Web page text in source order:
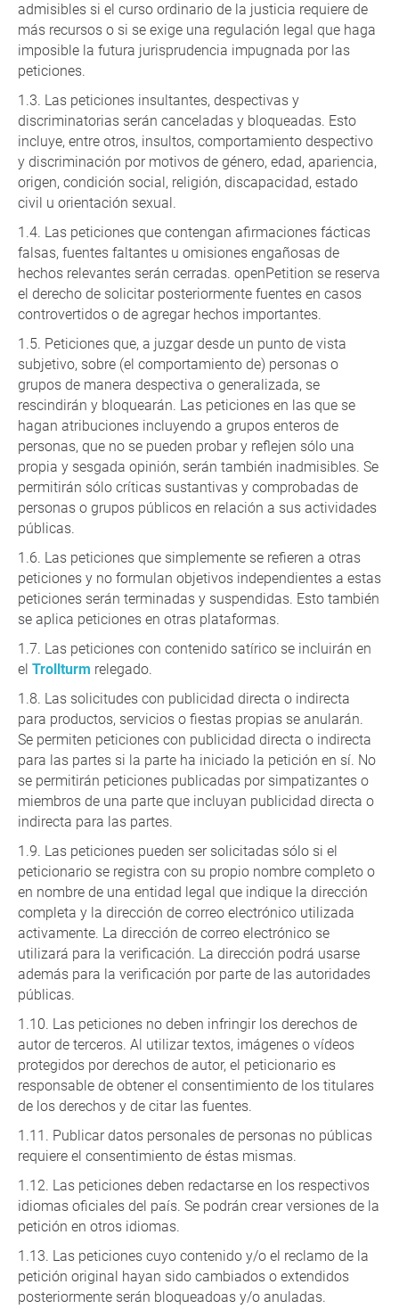
admisibles si el curso ordinario de la justicia requiere de
más recursos o si se exige una regulación legal que haga
imposible la futura jurisprudencia impugnada por las
peticiones.
Las peticiones insultantes, despectivas y
discriminatorias serán canceladas y bloqueadas. Esto
incluye, entre otros, insultos, comportamiento despectivo
y discriminación por motivos de género, edad, apariencia,
origen, condición social, religión, discapacidad, estado
civil u orientación sexual.
Las peticiones que contengan afirmaciones fácticas
falsas, fuentes faltantes u omisiones engañosas de
hechos relevantes serán cerradas. openPetition se reserva
el derecho de solicitar posteriormente fuentes en casos
controvertidos o de agregar hechos importantes.
Peticiones que, a juzgar desde un punto de vista
subjetivo, sobre (el comportamiento de) personas o
grupos de manera despectiva o generalizada, se
rescindirán y bloquearán. Las peticiones en las que se
hagan atribuciones incluyendo a grupos enteros de
personas, que no se pueden probar y reflejen sólo una
propia y sesgada opinión, serán también inadmisibles. Se
permitirán sólo críticas sustantivas y comprobadas de
personas o grupos públicos en relación a sus actividades
públicas.
Las peticiones que simplemente se refieren a otras
peticiones y no formulan objetivos independientes a estas
peticiones serán terminadas y suspendidas. Esto también
se aplica peticiones en otras plataformas.
Las peticiones con contenido satírico se incluirán en
el Trollturm relegado.
Las solicitudes con publicidad directa o indirecta
para productos, servicios o fiestas propias se anularán.
Se permiten peticiones con publicidad directa o indirecta
para las partes si la parte ha iniciado la petición en sí. No
se permitirán peticiones publicadas por simpatizantes o
miembros de una parte que incluyan publicidad directa o
indirecta para las partes.
Las peticiones pueden ser solicitadas sólo si el
peticionario se registra con su propio nombre completo o
en nombre de una entidad legal que indique la dirección
completa y la dirección de correo electrónico utilizada
activamente. La dirección de correo electrónico se
utilizará para la verificación. La dirección podrá usarse
además para la verificación por parte de las autoridades
públicas.
Las peticiones no deben infringir los derechos de
autor de terceros. Al utilizar textos, imágenes o vídeos
protegidos por derechos de autor, el peticionario es
responsable de obtener el consentimiento de los titulares
de los derechos y de citar las fuentes.
Publicar datos personales de personas no públicas
requiere el consentimiento de éstas mismas.
Las peticiones deben redactarse en los respectivos
idiomas oficiales del país. Se podrán crear versiones de la
petición en otros idiomas.
Las peticiones cuyo contenido y/o el reclamo de la
petición original hayan sido cambiados o extendidos
posteriormente serán bloqueadoas y/o anuladas.